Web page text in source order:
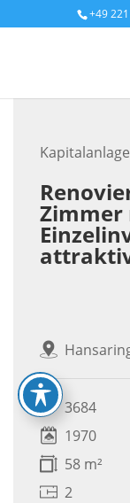
+49
Zimmer
3684
1970
58 m²
2